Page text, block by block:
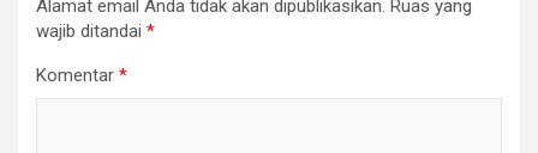
Alamat email Anda tidak akan dipublikasikan. Ruas yang
wajib ditandai *
Komentar *